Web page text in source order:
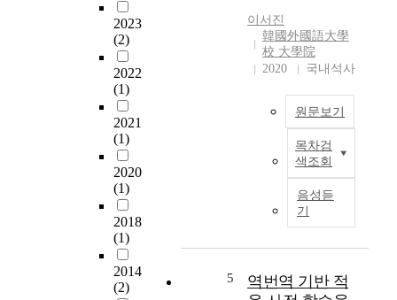
2023
(2)
2022
(1)
2021
(1)
2020
(1)
2018
(1)
2014
(2)
번역 적절성은 다중
문장-임베딩 모델을
이용하여 병렬 문장
도에 근거하여 측정
하였다. 또한 가상 병
렬 데이터의 번역 다
양성은 저-빈도 단어
수와 미등록 단어의
석하였다. 본 논문의
분석에 의하면 역-번
발생되는 다양성 부
족이 가상 병렬 데이
이서진
韓國外國語大學
校 大學院
2020
국내석사
원문보기
목차검
색조회
음성듣
기
5
역번역 기반 적